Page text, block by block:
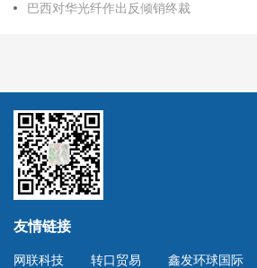
巴西对华光纤作出反倾销终裁
友情链接
网联科技 转口贸易 鑫发环球国际